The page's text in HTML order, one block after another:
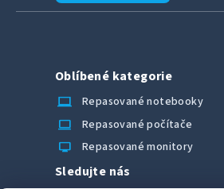
Oblíbené kategorie
laptop_chromebook
Repasované notebooky
computer Repasované počítače
monitor Repasované monitory
Sledujte nás